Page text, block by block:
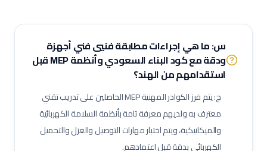
أخصائي علاج تنفسي
أخصائي تغذية
أخصائي نفسي إكلينيكي
أخصائي ترميز طبي
ممرض مكافحة عدوى
منسق جودة منشآت صحية
لحام خطوط أنابيب
فني تربيط وإشهار (Rigger)
مفتش مراقبة جودة
لحام تيج (TIG Welder)
لحام قوس كهربائي
لحام ميج (MIG Welder)
مفتش اختبارات غير إتلافية (NDT)
س: ما هي إجراءات مطابقة فنيي فني أجهزة
ودقة مع كود البناء السعودي وأنظمة MEP قبل
استقدامهم من الهند؟
ج: يتم فرز الكوادر المهنية MEP الحاصلين على تدريب تقني
معترف به ولديهم معرفة تامة بأنظمة السلامة الكهربائية
والميكانيكية، ويتم اختبار مهارات التوصيل والعزل والتحميل
الكهربائي بدقة قبل اعتمادهم.